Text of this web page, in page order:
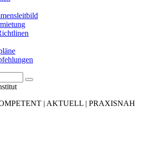
| AKTUELL | PRAXISNAH